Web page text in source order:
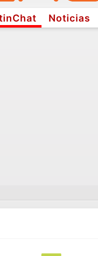
Noticias